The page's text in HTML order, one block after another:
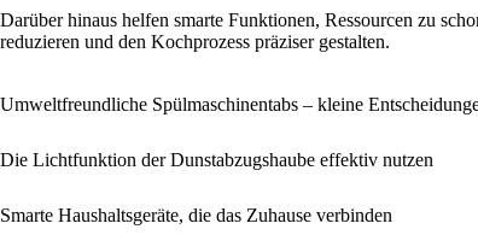
Darüber hinaus helfen smarte Funktionen, Ressourcen zu
reduzieren und den Kochprozess präziser gestalten.
Umweltfreundliche Spülmaschinentabs – kleine
Die Lichtfunktion der Dunstabzugshaube effektiv nutzen
Smarte Haushaltsgeräte, die das Zuhause verbinden